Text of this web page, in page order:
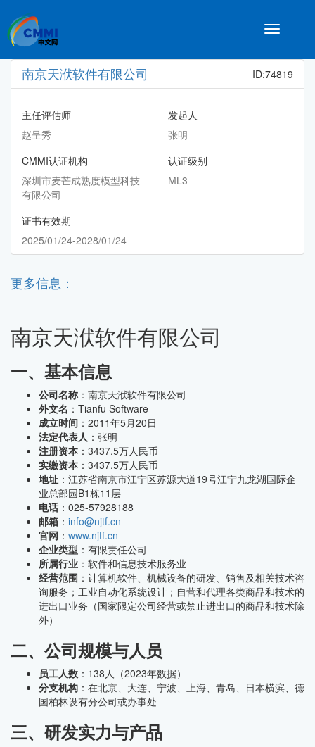
Toggle
南京天洑软件有限公司 ID:74819
主任评估师
赵呈秀
发起人
张明
CMMI认证机构
深圳市麦芒成熟度模型科技
有限公司
认证级别
ML3
证书有效期
2025/01/24-2028/01/24
更多信息：
南京天洑软件有限公司
一、基本信息
公司名称 ：南京天洑软件有限公司
外文名 ：Tianfu Software
成立时间 ：2011年5月20日
法定代表人 ：张明
注册资本 ：3437.5万人民币
实缴资本 ：3437.5万人民币
地址 ：江苏省南京市江宁区苏源大道19号江宁九龙湖国际企
业总部园B1栋11层
电话 ：025-57928188
邮箱 ： info@njtf.cn
官网 ： www.njtf.cn
企业类型 ：有限责任公司
所属行业 ：软件和信息技术服务业
经营范围 ：计算机软件、机械设备的研发、销售及相关技术咨
询服务；工业自动化系统设计；自营和代理各类商品和技术的
进出口业务（国家限定公司经营或禁止进出口的商品和技术除
外）
二、公司规模与人员
员工人数 ：138人（2023年数据）
分支机构 ：在北京、大连、宁波、上海、青岛、日本横滨、德
国柏林设有分公司或办事处
三、研发实力与产品